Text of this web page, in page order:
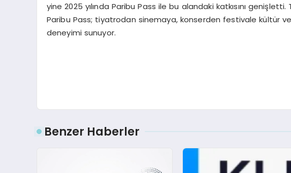
yine 2025 yılında Paribu Pass ile bu alandaki katkısını
Paribu Pass; tiyatrodan sinemaya, konserden festivale kültür
deneyimi sunuyor.
Benzer Haberler